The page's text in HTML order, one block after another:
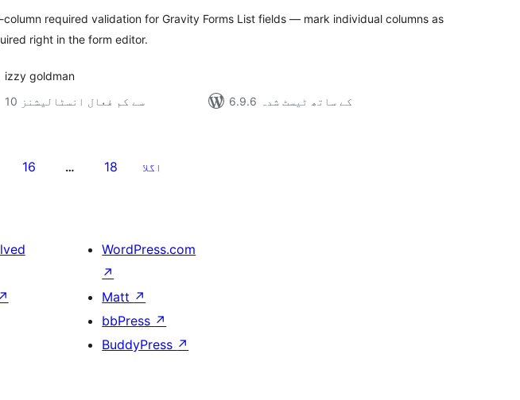
column required validation for Gravity Forms List fields — mark individual columns as
right in the form editor.
izzy goldman
10 سے کم فعال انسٹالیشنز
6.9.6 کے ساتھ ٹیسٹ شدہ
16 … 18 اگلا
↗
WordPress.com
↗
Matt ↗
bbPress ↗
BuddyPress ↗